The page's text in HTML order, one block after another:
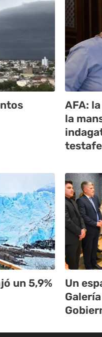
AFA:
la
un 5,9%
Un